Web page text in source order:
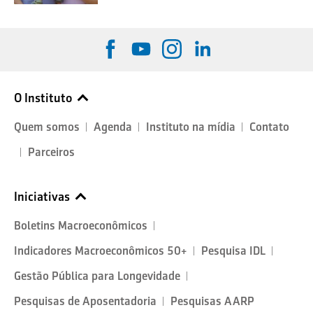
O Instituto
Quem somos Agenda Instituto na mídia
Contato
Parceiros
Iniciativas
Boletins Macroeconômicos
Indicadores Macroeconômicos 50+
Pesquisa IDL
Gestão Pública para Longevidade
Pesquisas de Aposentadoria
Pesquisas AARP